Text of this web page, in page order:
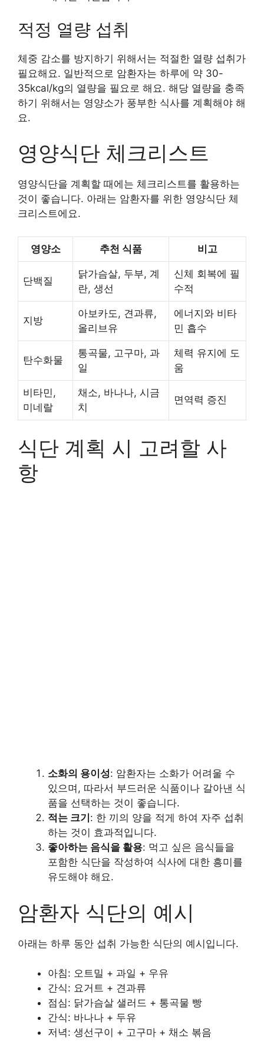
적정 열량 섭취
체중 감소를 방지하기 위해서는 적절한 열량 섭취가
필요해요. 일반적으로 암환자는 하루에 약 30-
35kcal/kg의 열량을 필요로 해요. 해당 열량을 충족
하기 위해서는 영양소가 풍부한 식사를 계획해야 해
요.
영양식단 체크리스트
영양식단을 계획할 때에는 체크리스트를 활용하는
것이 좋습니다. 아래는 암환자를 위한 영양식단 체
크리스트에요.
영양소 추천 식품 비고
단백질
닭가슴살, 두부, 계
란, 생선
신체 회복에 필
수적
지방
아보카도, 견과류,
올리브유
에너지와 비타
민 흡수
탄수화물
통곡물, 고구마, 과
일
체력 유지에 도
움
비타민,
미네랄
채소, 바나나, 시금
치
면역력 증진
식단 계획 시 고려할 사
항
소화의 용이성: 암환자는 소화가 어려울 수
있으며, 따라서 부드러운 식품이나 갈아낸 식
품을 선택하는 것이 좋습니다.
적는 크기 : 한 끼의 양을 적게 하여 자주 섭취
하는 것이 효과적입니다.
좋아하는 음식을 활용: 먹고 싶은 음식들을
포함한 식단을 작성하여 식사에 대한 흥미를
유도해야 해요.
암환자 식단의 예시
아래는 하루 동안 섭취 가능한 식단의 예시입니다.
아침: 오트밀 + 과일 + 우유
간식: 요거트 + 견과류
점심: 닭가슴살 샐러드 + 통곡물 빵
간식: 바나나 + 두유
저녁: 생선구이 + 고구마 + 채소 볶음